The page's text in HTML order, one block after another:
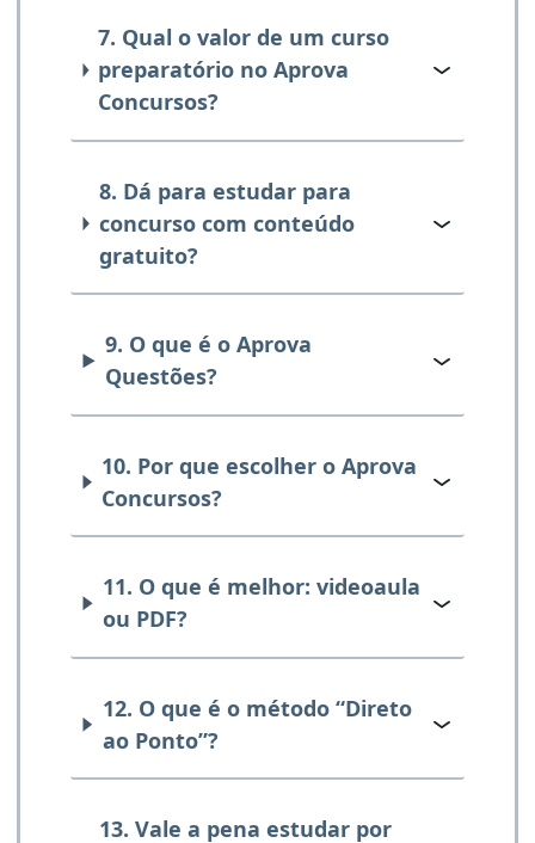
7. Qual o valor de um curso
preparatório no Aprova
Concursos?
8. Dá para estudar para
concurso com conteúdo
gratuito?
9. O que é o Aprova
Questões?
10. Por que escolher o Aprova
Concursos?
11. O que é melhor: videoaula
ou PDF?
12. O que é o método “Direto
ao Ponto”?
13. Vale a pena estudar por